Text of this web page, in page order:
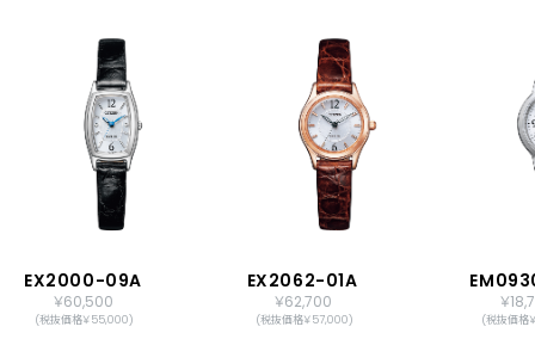
EX2000-09A
￥60,500
(税抜価格￥55,000)
EX2062-01A
￥62,700
(税抜価格￥57,000)
￥
(税抜価格